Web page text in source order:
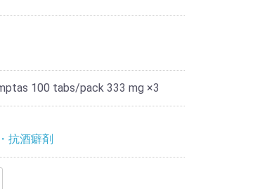
100 tabs/pack 333 mg ×3
抗酒癖剤